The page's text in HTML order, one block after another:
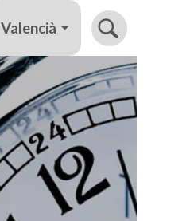
Valencià